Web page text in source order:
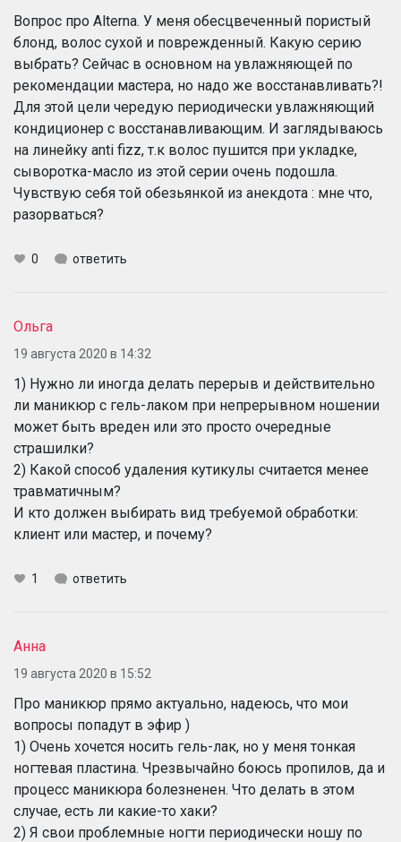
Вопрос про Alterna. У меня обесцвеченный пористый
блонд, волос сухой и поврежденный. Какую серию
выбрать? Сейчас в основном на увлажняющей по
рекомендации мастера, но надо же восстанавливать?!
Для этой цели чередую периодически увлажняющий
кондиционер с восстанавливающим. И заглядываюсь
на линейку anti fizz, т.к волос пушится при укладке,
сыворотка-масло из этой серии очень подошла.
Чувствую себя той обезьянкой из анекдота : мне что,
разорваться?
0 ответить
Ольга
19 августа 2020 в 14:32
1) Нужно ли иногда делать перерыв и действительно
ли маникюр с гель-лаком при непрерывном ношении
может быть вреден или это просто очередные
страшилки?
2) Какой способ удаления кутикулы считается менее
травматичным?
И кто должен выбирать вид требуемой обработки:
клиент или мастер, и почему?
1 ответить
Анна
19 августа 2020 в 15:52
Про маникюр прямо актуально, надеюсь, что мои
вопросы попадут в эфир )
1) Очень хочется носить гель-лак, но у меня тонкая
ногтевая пластина. Чрезвычайно боюсь пропилов, да и
процесс маникюра болезненен. Что делать в этом
случае, есть ли какие-то хаки?
2) Я свои проблемные ногти периодически ношу по